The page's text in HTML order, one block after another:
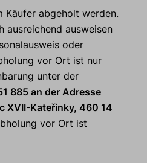
Käufer abgeholt werden.
ausreichend ausweisen
oder
vor Ort ist nur
unter der
885 an der Adresse
XVII-Kateřinky, 460 14
vor Ort ist